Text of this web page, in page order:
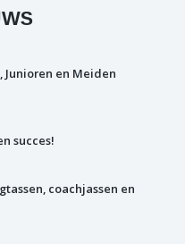
en Meiden
succes!
coachjassen en